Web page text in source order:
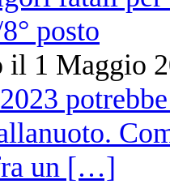
posto
il 1 Maggio